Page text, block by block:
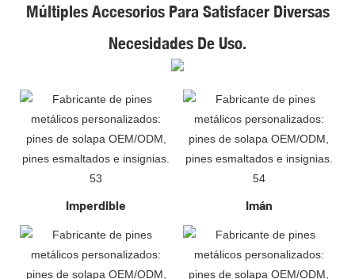
Múltiples Accesorios Para Satisfacer Diversas
Necesidades De Uso.
Imperdible Imán